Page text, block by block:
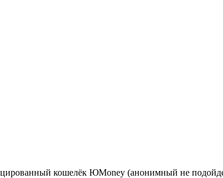
кошелёк ЮMoney (анонимный не